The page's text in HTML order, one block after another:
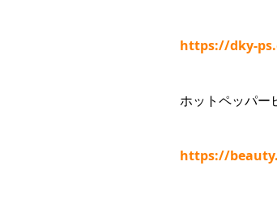
https://dky-
ホットペッパー
https://